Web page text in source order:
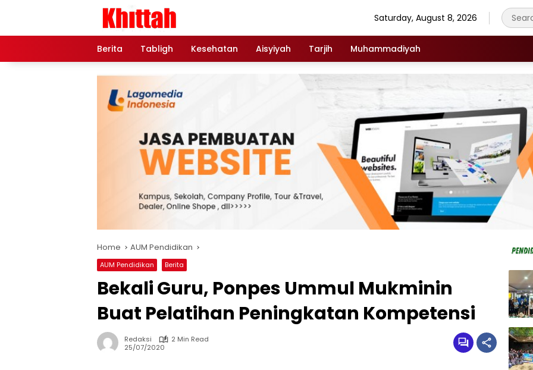
Saturday, August 8, 2026
Berita Tabligh Kesehatan Aisyiyah Tarjih Muhammadiyah
Home AUM Pendidikan
AUM Pendidikan Berita
Bekali Guru, Ponpes Ummul Mukminin
Buat Pelatihan Peningkatan Kompetensi
Redaksi
2 Min Read
25/07/2020